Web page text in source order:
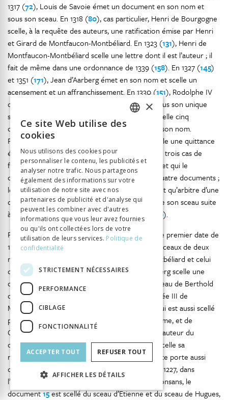
1317 (72), Louis de Savoie émet un document en son nom et
sous son sceau. En 1318 (80), cas particulier, Henri de Bourgogne
scelle, à la requête des auteurs, une ratification émise par Henri
et Girard de Montfaucon-Montbéliard. En 1323 (131), Henri de
Montfaucon-Montbéliard scelle une lettre dont il est l’auteur ; il
fait de même dans une ordonnance de 1339 (158). En 1327 (145)
et 1351 (171), Jean d’Aarberg émet en son nom et scelle un
acensement et un affranchissement. En 1330 (151), Rodolphe IV
de Neuchâtel émet une lettre en son nom et sous son unique
sceau. Entre 1345 et 1350, Louis de Neuchâtel scelle cinq
documents (164,165 166,167 et170
) émis en son nom.
Finalement, en 1349 (
), Richard de Mont scelle une quittance
émise en son nom. Ces validations représentent trois cas de
figure : l’auteur scelle un acte émis en son nom et qui le
concerne entièrement, c’est le cas pour vingt-quatre documents ;
le noble ou le seigneur appose son sceau en tant qu’arbitre d’une
querelle (38et 55 ) ; le noble ou seigneur appose son sceau suite
à la requête des auteurs du document ( 14 80).
Parmi les documents portant plusieurs sceaux, le premier date de
1238 (1) ; il s’agit d’un contrat de paix scellé des sceaux de deux
nobles : celui d’Amédée III de Montfaucon-Montbéliard et celui
de Hues de Belvoir. En 1251 (3), Ulrich IV d’Aarberg scelle une
donation faite en son nom, qui porte aussi le sceau de Berthold
de Ferrette, évêque de Bâle. En 1266 (
), Amédée III de
Montfaucon-Montbéliard scelle un document qui est aussi scellé
par les sceaux de Mahaut de Sarrebruck, sa femme, et de
Guillaume de la Tour, archevêque de Besançon, auteur du
document. En 1271 (13), Guillaume de la Roche scelle sa
reconnaissance de fief avec son sceau, mais l’acte porte aussi
celui de Renaut, prieur de Moutier-Vaucluse. En 1227, dans
l’hommage lige d’Etienne, chevalier et sire de Gonsans, le
document15est scellé du sceau d’Etienne et du sceau de Hugues,
ITALIAN
×
Ce site Web utilise des
cookies
Nous utilisons des cookies pour
personnaliser le contenu, les publicités et
analyser notre trafic. Nous partageons
également des informations sur votre
utilisation de notre site avec nos
partenaires de publicité et d'analyse qui
peuvent les combiner avec d'autres
informations que vous leur avez fournies
ou qu'ils ont collectées lors de votre
utilisation de leurs services. Politique de
confidentialité
STRICTEMENT NÉCESSAIRES
PERFORMANCE
CIBLAGE
FONCTIONNALITÉ
ACCEPTER TOUT REFUSER TOUT
AFFICHER LES DÉTAILS